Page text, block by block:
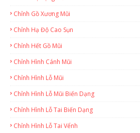
Chỉnh Gồ Xương Mũi
Chỉnh Hạ Độ Cao Sụn
Chỉnh Hết Gồ Mũi
Chỉnh Hình Cánh Mũi
Chỉnh Hình Lỗ Mũi
Chỉnh Hình Lỗ Mũi Biến Dạng
Chỉnh Hình Lỗ Tai Biến Dạng
Chỉnh Hình Lỗ Tai Vểnh